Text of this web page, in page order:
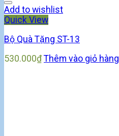
Add to wishlist
Quick View
Bộ Quà Tặng ST-13
530.000₫ Thêm vào giỏ hàng